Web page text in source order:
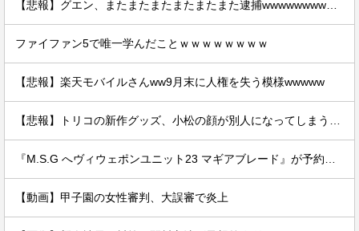
ファイファン5で唯一学んだことｗｗｗｗｗｗｗｗ
【悲報】楽天モバイルさんww9月末に人権を失う模様wwwww
【動画】甲子園の女性審判、大誤審で炎上